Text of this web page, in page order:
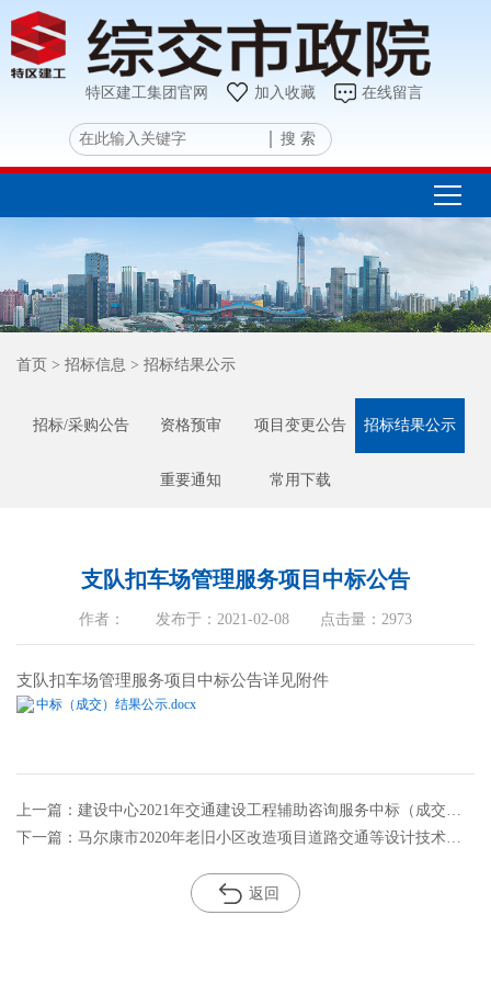
特区建工集团官网 加入收藏 在线留言
搜 索
首页 > 招标信息 > 招标结果公示
招标/采购公告 资格预审 项目变更公告 招标结果公示
重要通知 常用下载
支队扣车场管理服务项目中标公告
作者： 发布于：2021-02-08 点击量：2973
支队扣车场管理服务项目中标公告详见附件
中标（成交）结果公示.docx
上一篇：建设中心2021年交通建设工程辅助咨询服务中标（成交）结果公示
下一篇：马尔康市2020年老旧小区改造项目道路交通等设计技术服务中标公告
返回